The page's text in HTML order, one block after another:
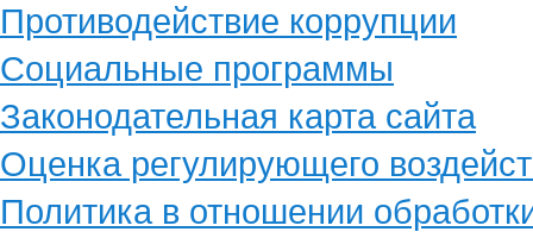
Противодействие коррупции
Социальные программы
Законодательная карта сайта
Оценка регулирующего
Политика в отношении